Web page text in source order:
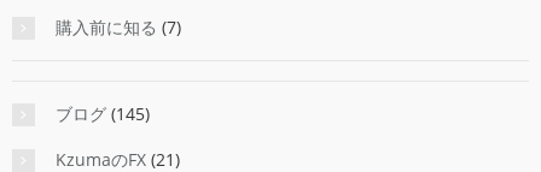
購入前に知る (7)
ブログ (145)
KzumaのFX (21)